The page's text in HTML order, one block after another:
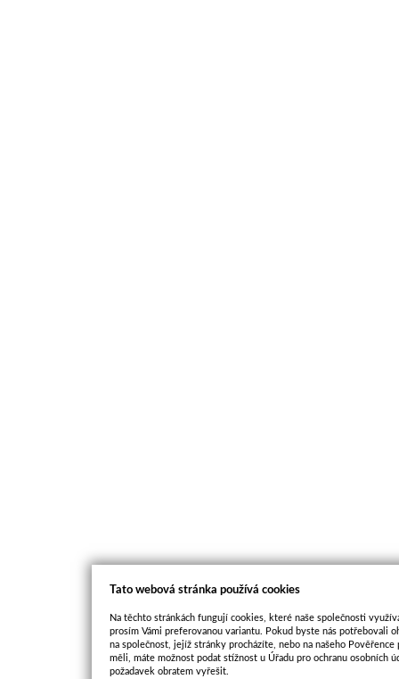
Tato webová stránka používá cookies
Na těchto stránkách fungují cookies, které naše společnosti
prosím Vámi preferovanou variantu. Pokud byste nás potřebovali
na společnost, jejíž stránky procházíte, nebo na našeho
měli, máte možnost podat stížnost u Úřadu pro ochranu osobních
požadavek obratem vyřešit.